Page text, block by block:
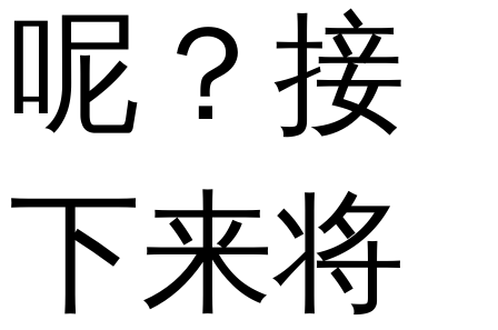
呢？接
下来将